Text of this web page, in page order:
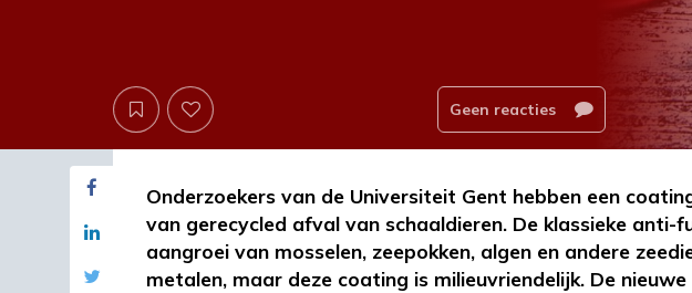
Geen reacties
Onderzoekers van de Universiteit Gent hebben een
van gerecycled afval van schaaldieren. De klassieke anti-
aangroei van mosselen, zeepokken, algen en andere
metalen, maar deze coating is milieuvriendelijk. De